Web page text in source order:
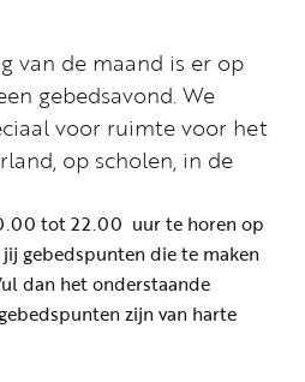
van de maand is er op
gebedsavond. We
voor ruimte voor het
op scholen, in de
tot 22.00 uur te horen op
gebedspunten die te maken
dan het onderstaande
zijn van harte